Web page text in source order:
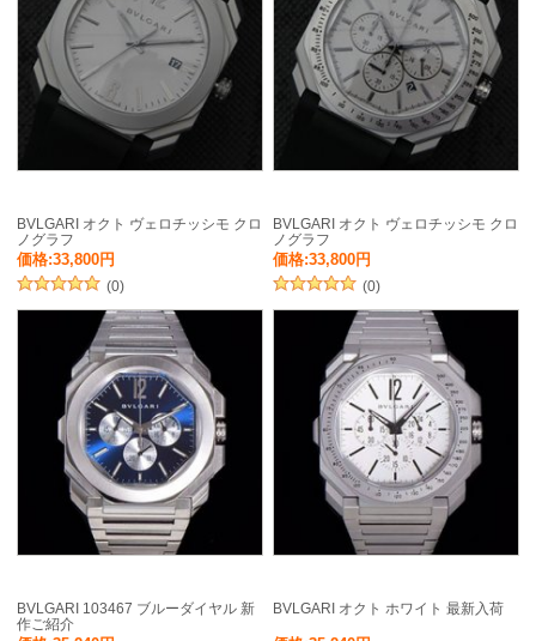
BVLGARI オクト ヴェロチッシモ クロ
ノグラフ
価格:33,800円
(0)
BVLGARI オクト ヴェロチッシモ クロ
ノグラフ
価格:33,800円
(0)
BVLGARI 103467 ブルーダイヤル 新
作ご紹介
BVLGARI オクト ホワイト 最新入荷